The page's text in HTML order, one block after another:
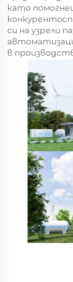
като
си на узрели
в